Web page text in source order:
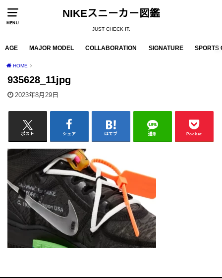
MENU
NIKEスニーカー図鑑
JUST CHECK IT.
AGE MAJOR MODEL COLLABORATION SIGNATURE SPORTS
HOME
935628_11jpg
2023年8月29日
ポスト シェア はてブ 送る Pocket